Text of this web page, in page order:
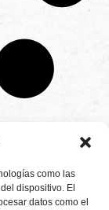
como las
dispositivo. El
datos como el
legal